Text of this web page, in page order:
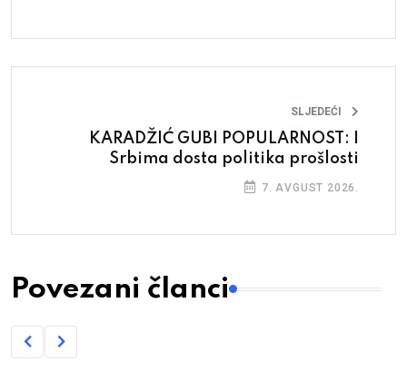
SLJEDEĆI
KARADŽIĆ GUBI POPULARNOST: I
Srbima dosta politika prošlosti
7. AVGUST 2026.
Povezani članci